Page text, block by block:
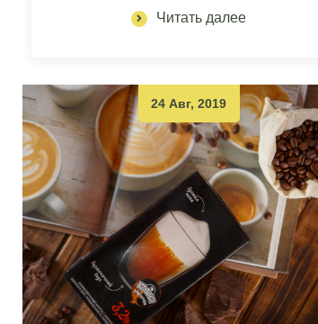
Читать далее
24 Авг, 2019